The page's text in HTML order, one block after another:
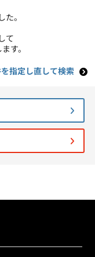
。
て
す。
指定し直して検索